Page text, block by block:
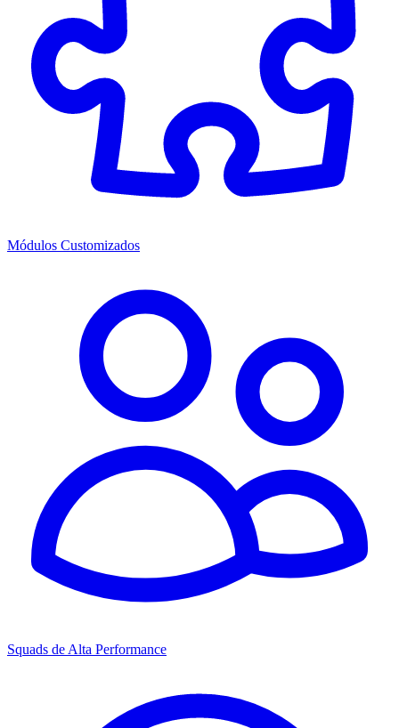
Módulos Customizados
Squads de Alta Performance